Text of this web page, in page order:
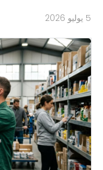
5 يوليو 2026